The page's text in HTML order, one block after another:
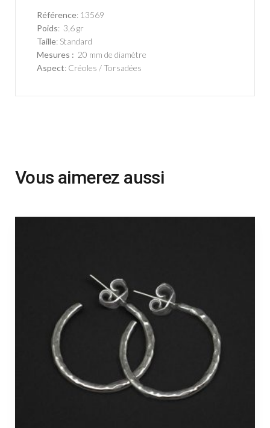
Référence: 13569
Poids: 3,6 gr
Taille: Standard
Mesures : 20 mm de diamètre
Aspect: Créoles / Torsadées
Vous aimerez aussi